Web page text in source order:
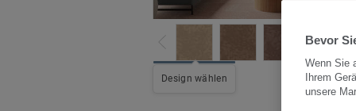
Design wählen Alle
Bevor
Wenn Sie
Ihrem
unsere